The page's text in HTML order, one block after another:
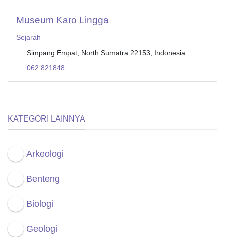
Museum Karo Lingga
Sejarah
Simpang Empat, North Sumatra 22153, Indonesia
062 821848
KATEGORI LAINNYA
Arkeologi
Benteng
Biologi
Geologi